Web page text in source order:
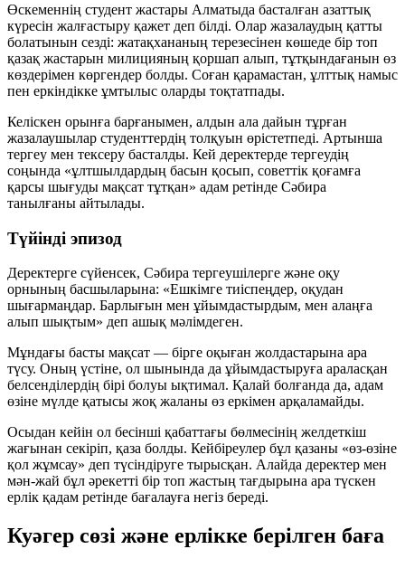
Өскеменнің студент жастары Алматыда басталған азаттық
күресін жалғастыру қажет деп білді. Олар жазалаудың қатты
болатынын сезді: жатақхананың терезесінен көшеде бір топ
қазақ жастарын милицияның қоршап алып, тұтқындағанын өз
көздерімен көргендер болды. Соған қарамастан, ұлттық намыс
пен еркіндікке ұмтылыс оларды тоқтатпады.
Келіскен орынға барғанымен, алдын ала дайын тұрған
жазалаушылар студенттердің толқуын өрістетпеді. Артынша
тергеу мен тексеру басталды. Кей деректерде тергеудің
соңында «ұлтшылдардың басын қосып, советтік қоғамға
қарсы шығуды мақсат тұтқан» адам ретінде Сәбира
танылғаны айтылады.
Түйінді эпизод
Деректерге сүйенсек, Сәбира тергеушілерге және оқу
орнының басшыларына: «Ешкімге тиіспеңдер, оқудан
шығармаңдар. Барлығын мен ұйымдастырдым, мен алаңға
алып шықтым» деп ашық мәлімдеген.
Мұндағы басты мақсат — бірге оқыған жолдастарына ара
түсу. Оның үстіне, ол шынында да ұйымдастыруға араласқан
белсенділердің бірі болуы ықтимал. Қалай болғанда да, адам
өзіне мүлде қатысы жоқ жаланы өз еркімен арқаламайды.
Осыдан кейін ол бесінші қабаттағы бөлмесінің желдеткіш
жағынан секіріп, қаза болды. Кейбіреулер бұл қазаны «өз-өзіне
қол жұмсау» деп түсіндіруге тырысқан. Алайда деректер мен
мән-жай бұл әрекетті бір топ жастың тағдырына ара түскен
ерлік қадам ретінде бағалауға негіз береді.
Куәгер сөзі және ерлікке берілген баға